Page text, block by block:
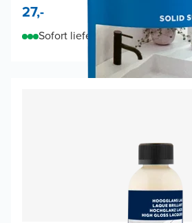
27,-
Sofort lieferbar